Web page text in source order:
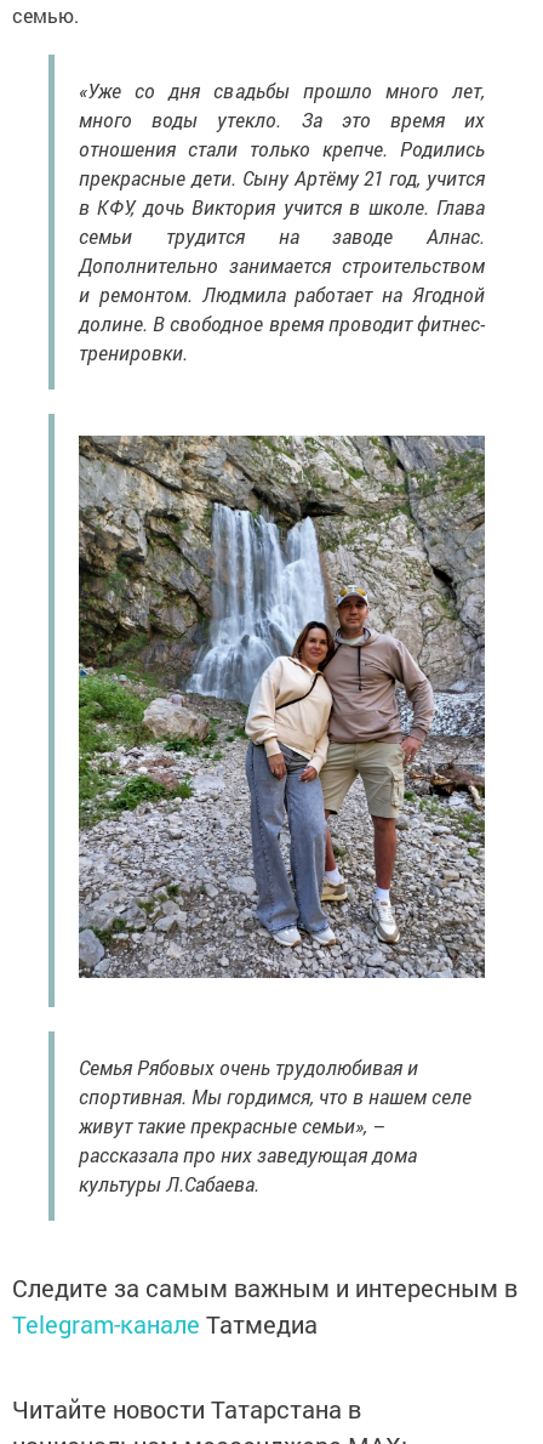
семью.
«Уже со дня свадьбы прошло много лет,
много воды утекло. За это время их
отношения стали только крепче. Родились
прекрасные дети. Сыну Артёму 21 год, учится
в КФУ, дочь Виктория учится в школе. Глава
семьи трудится на заводе Алнас.
Дополнительно занимается строительством
и ремонтом. Людмила работает на Ягодной
долине. В свободное время проводит фитнес-
тренировки.
Семья Рябовых очень трудолюбивая и
спортивная. Мы гордимся, что в нашем селе
живут такие прекрасные семьи», –
рассказала про них заведующая дома
культуры Л.Сабаева.
Следите за самым важным и интересным в
Telegram-канале Татмедиа
Читайте новости Татарстана в